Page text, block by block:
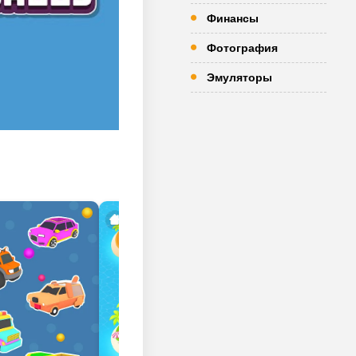
Финансы
Фотография
Эмуляторы